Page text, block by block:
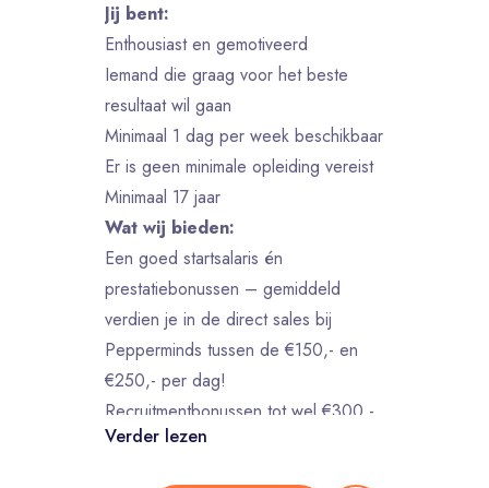
Jij bent:
Enthousiast en gemotiveerd
Iemand die graag voor het beste
resultaat wil gaan
Minimaal 1 dag per week beschikbaar
Er is geen minimale opleiding vereist
Minimaal 17 jaar
Wat wij bieden:
Een goed startsalaris én
prestatiebonussen – gemiddeld
verdien je in de direct sales bij
Pepperminds tussen de €150,- en
€250,- per dag!
Recruitmentbonussen tot wel €300,-
per vriend die jij aanbrengt –
Verder lezen